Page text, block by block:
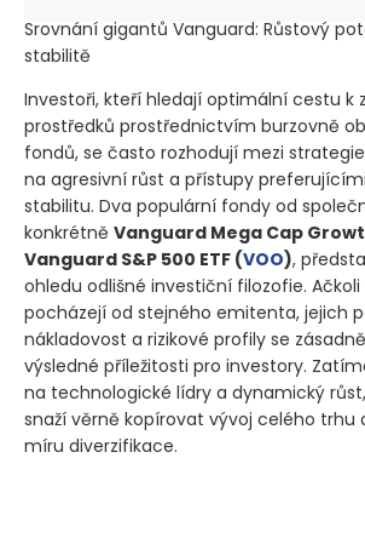
Srovnání gigantů Vanguard: Růstový
stabilitě
Investoři, kteří hledají optimální cestu k
prostředků prostřednictvím burzovně
fondů, se často rozhodují mezi
na agresivní růst a přístupy
stabilitu. Dva populární fondy od
konkrétně Vanguard Mega Cap
Vanguard S&P 500 ETF (VOO),
ohledu odlišné investiční filozofie.
pocházejí od stejného emitenta, jejich
nákladovost a rizikové profily se
výsledné příležitosti pro investory.
na technologické lídry a dynamický
snaží věrně kopírovat vývoj celého trhu
míru diverzifikace.